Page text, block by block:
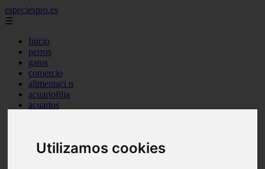
Utilizamos cookies
especiespro.es
☰
Inicio
perros
gatos
comercio
alimentaci n
acuariofilia
acuarios
mantenimiento